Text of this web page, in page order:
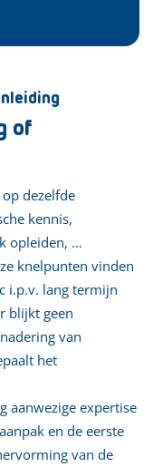
of
dezelfde
kennis,
opleiden, …
knelpunten vinden
i.p.v. lang termijn
blijkt geen
van
het
aanwezige expertise
en de eerste
van de